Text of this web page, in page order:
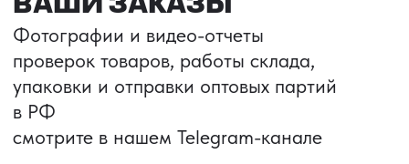
Портативные колонки
Условия: Тираж 3100 шт.
Колонка с шнуром
зарядным, без коробки
и ложемента (эвы).
Складная зарядка
Условия: Тираж 5900 шт.
Магнитная зарядка 3в1.
15w.
Комплект: устройство +
провод Type C.